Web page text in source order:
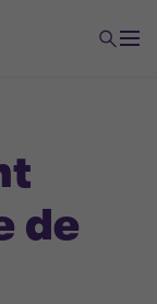
de